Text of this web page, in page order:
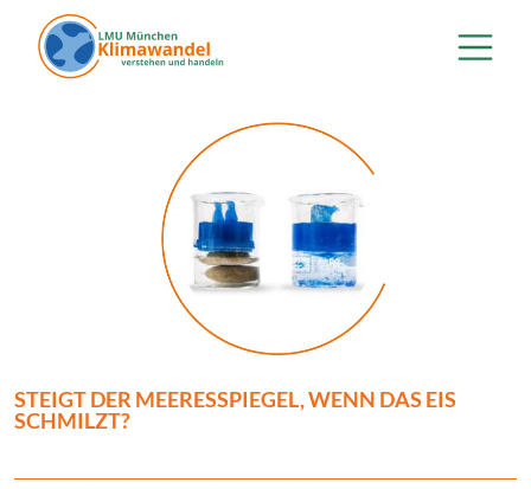
Direkt zum Inhalt
STEIGT DER MEERESSPIEGEL, WENN DAS EIS
SCHMILZT?